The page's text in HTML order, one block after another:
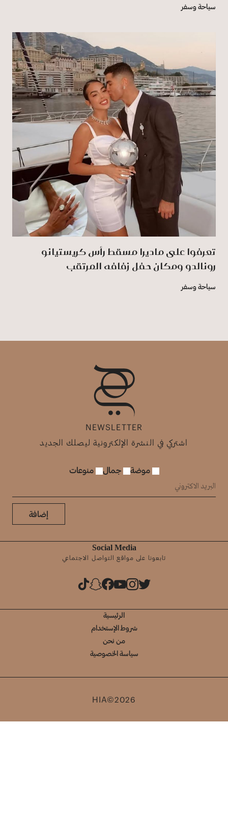
سياحة وسفر
تعرفوا على ماديرا مسقط رأس كريستيانو
رونالدو ومكان حفل زفافه المرتقب
سياحة وسفر
NEWSLETTER
اشتركي في النشرة الإلكترونية ليصلك الجديد
موضة جمال منوعات
إضافة
Social Media
تابعونا على مواقع التواصل الاجتماعي
الرئيسية
شروط الإستخدام
من نحن
سياسة الخصوصية
HIA©2026